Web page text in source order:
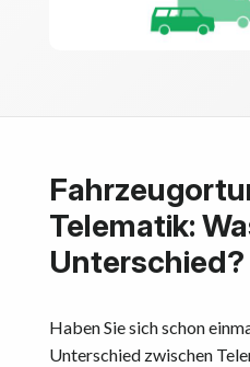
Telematik:
Unterschied?
Haben Sie sich schon
Unterschied zwischen